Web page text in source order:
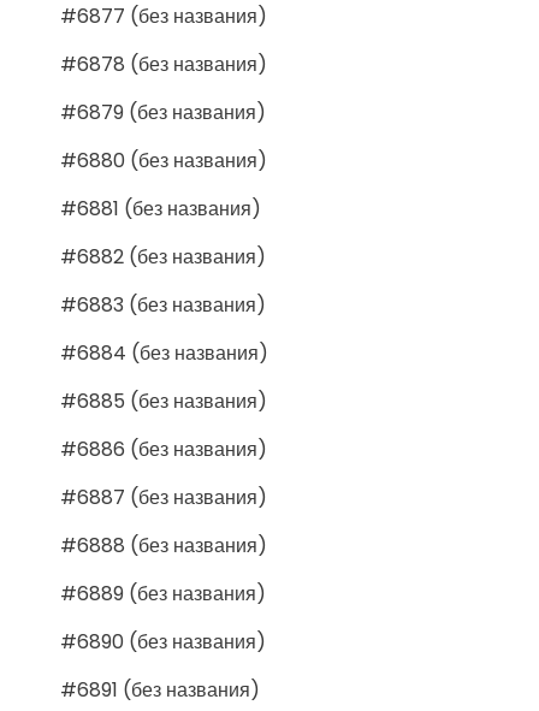
#6877 (без названия)
#6878 (без названия)
#6879 (без названия)
#6880 (без названия)
#6881 (без названия)
#6882 (без названия)
#6883 (без названия)
#6884 (без названия)
#6885 (без названия)
#6886 (без названия)
#6887 (без названия)
#6888 (без названия)
#6889 (без названия)
#6890 (без названия)
#6891 (без названия)